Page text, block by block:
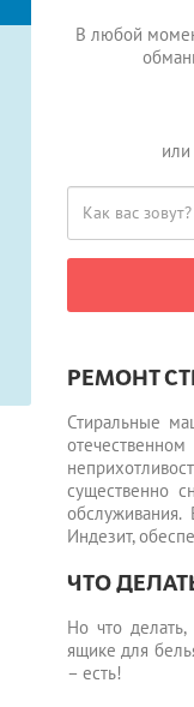
В любой
РЕМОНТ
Стиральные
существенно
Индезит,
ЧТО
Но что
ящике для
– есть!